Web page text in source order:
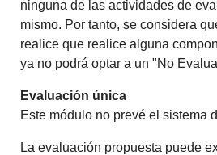
ninguna de las actividades de
mismo. Por tanto, se considera
realice que realice alguna
ya no podrá optar a un "No
Evaluación única
Este módulo no prevé el sistema
La evaluación propuesta puede